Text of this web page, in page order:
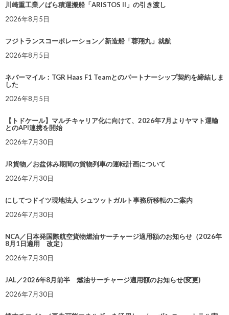
川崎重工業／ばら積運搬船「ARISTOS II」の引き渡し
2026年8月5日
フジトランスコーポレーション／新造船「蓉翔丸」就航
2026年8月5日
ネバーマイル：TGR Haas F1 Teamとのパートナーシップ契約を締結しま
した
2026年8月5日
【トドケール】マルチキャリア化に向けて、2026年7月よりヤマト運輸
とのAPI連携を開始
2026年7月30日
JR貨物／お盆休み期間の貨物列車の運転計画について
2026年7月30日
にしてつドイツ現地法人 シュツットガルト事務所移転のご案内
2026年7月30日
NCA／日本発国際航空貨物燃油サーチャージ適用額のお知らせ（2026年
8月1日適用 改定）
2026年7月30日
JAL／2026年8月前半 燃油サーチャージ適用額のお知らせ(変更)
2026年7月30日